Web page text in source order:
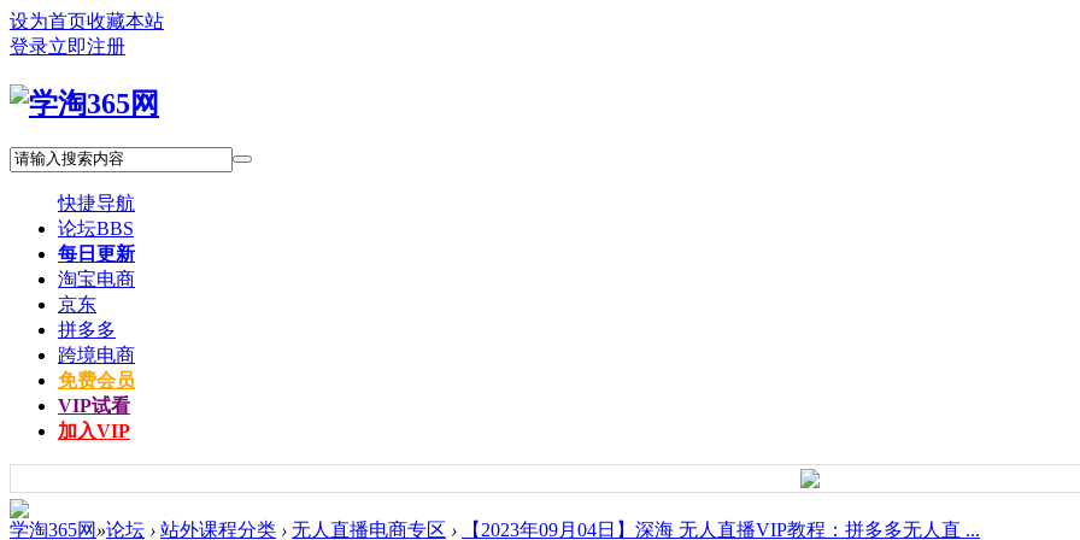
设为首页收藏本站
登录立即注册
快捷导航
论坛BBS
每日更新
淘宝电商
京东
拼多多
跨境电商
免费会员
VIP试看
加入VIP
学淘365网 »论坛 › 站外课程分类 › 无人直播电商专区 › 【2023年09月04日】深海 无人直播VIP教程：拼多多无人直 ...